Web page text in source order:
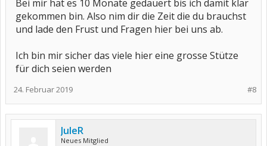
Bei mir hat es 10 Monate gedauert bis ich damit klar
gekommen bin. Also nim dir die Zeit die du brauchst
und lade den Frust und Fragen hier bei uns ab.
Ich bin mir sicher das viele hier eine grosse Stütze
für dich seien werden
#8
24. Februar 2019
JuleR
Neues Mitglied